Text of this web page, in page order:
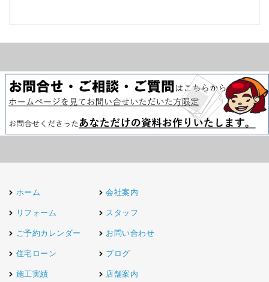
ホーム
リフォーム
ご予約カレンダー
住宅ローン
施工実績
会社案内
スタッフ
お問い合わせ
ブログ
店舗案内